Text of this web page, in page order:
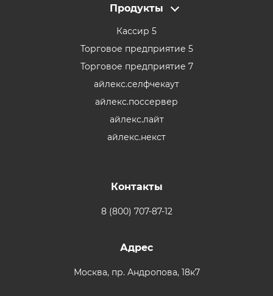
Продукты
Кассир 5
Торговое предприятие 5
Торговое предприятие 7
айлекс.селфчекаут
айлекс.поссервер
айлекс.лайт
айлекс.некст
Контакты
8 (800) 707-87-12
Адрес
Москва,пр. Андропова, 18к7